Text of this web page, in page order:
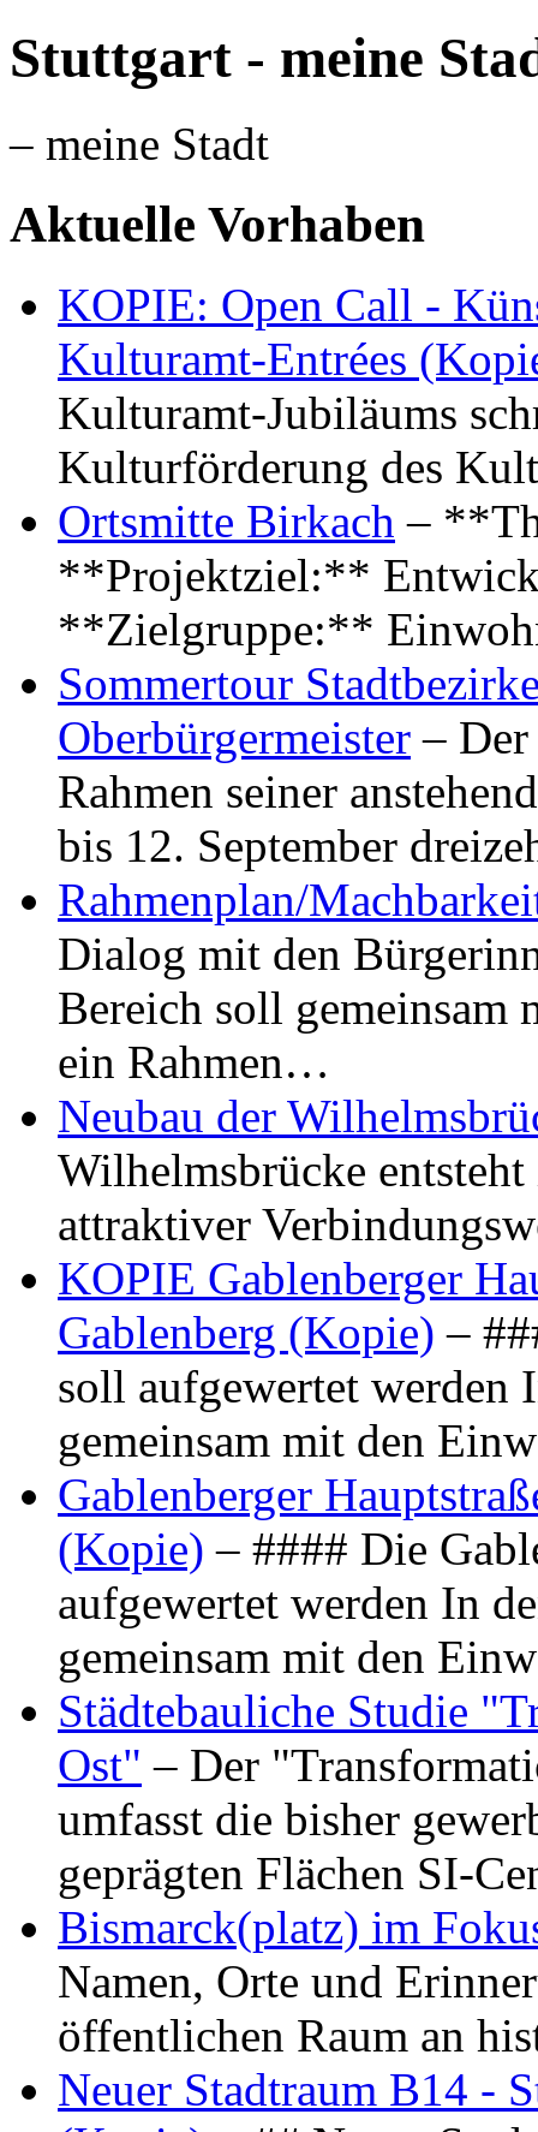
Stuttgart - meine
– meine Stadt
Aktuelle Vorhaben
KOPIE: Open Call -
Kulturamt-Entrées
Kulturamt-Jubiläums
Kulturförderung des
Ortsmitte Birkach –
**Projektziel:**
**Zielgruppe:**
Sommertour
Oberbürgermeister –
Rahmen seiner
bis 12. September
Rahmenplan/
Dialog mit den
Bereich soll gemeinsam
ein Rahmen…
Neubau der
Wilhelmsbrücke
attraktiver
KOPIE Gablenberger
Gablenberg (Kopie) –
soll aufgewertet werden
gemeinsam mit den
Gablenberger
(Kopie) – #### Die
aufgewertet werden In
gemeinsam mit den
Städtebauliche Studie
Ost" – Der
umfasst die bisher
geprägten Flächen SI-
Bismarck(platz) im
Namen, Orte und
öffentlichen Raum an
Neuer Stadtraum B14 -